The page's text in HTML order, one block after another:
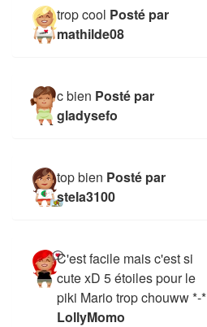
trop cool Posté par
mathilde08
c bien Posté par
gladysefo
top bien Posté par
stela3100
C'est facile mais c'est si
cute xD 5 étoiles pour le
piki Mario trop chouww *-*
LollyMomo